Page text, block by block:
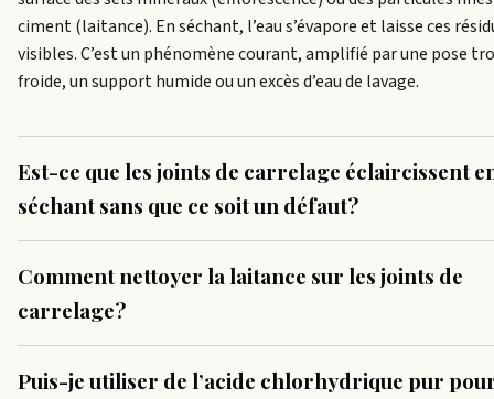
ciment (laitance). En séchant, l’eau s’évapore et laisse ces
visibles. C’est un phénomène courant, amplifié par une pose
froide, un support humide ou un excès d’eau de lavage.
Est-ce que les joints de carrelage éclaircissent
séchant sans que ce soit un défaut?
Comment nettoyer la laitance sur les joints de
carrelage?
Puis-je utiliser de l’acide chlorhydrique pur